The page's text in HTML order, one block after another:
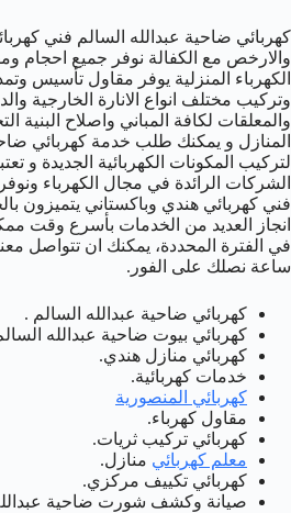
كهربائي ضاحية عبدالله السالم فني
والارخص مع الكفالة نوفر جميع احجام
الكهرباء المنزلية يوفر مقاول تأسيس
وتركيب مختلف انواع الانارة الخارجية
والمعلقات لكافة المباني واصلاح البنية
المنازل و يمكنك طلب خدمة كهربائي
لتركيب المكونات الكهربائية الجديدة و
الشركات الرائدة في مجال الكهرباء
فني كهربائي هندي وباكستاني يتميزون
انجاز العديد من الخدمات بأسرع وقت
ساعة نصلك على الفور.
كهربائي ضاحية عبدالله السالم .
كهربائي بيوت ضاحية عبدالله
كهربائي منازل هندي.
خدمات كهربائية.
كهربائي المنصورية
مقاول كهرباء.
كهربائي تركيب ثريات.
معلم كهربائي منازل.
كهربائي تكييف مركزي.
صيانة وكشف شورت ضاحية